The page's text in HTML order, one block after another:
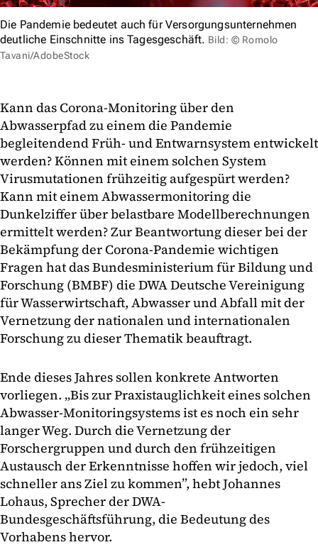
Die Pandemie bedeutet auch für Versorgungsunternehmen
deutliche Einschnitte ins Tagesgeschäft. Bild: © Romolo
Tavani/AdobeStock
Kann das Corona-Monitoring über den
Abwasserpfad zu einem die Pandemie
begleitendend Früh- und Entwarnsystem entwickelt
werden? Können mit einem solchen System
Virusmutationen frühzeitig aufgespürt werden?
Kann mit einem Abwassermonitoring die
Dunkelziffer über belastbare Modellberechnungen
ermittelt werden? Zur Beantwortung dieser bei der
Bekämpfung der Corona-Pandemie wichtigen
Fragen hat das Bundesministerium für Bildung und
Forschung (BMBF) die DWA Deutsche Vereinigung
für Wasserwirtschaft, Abwasser und Abfall mit der
Vernetzung der nationalen und internationalen
Forschung zu dieser Thematik beauftragt.
Ende dieses Jahres sollen konkrete Antworten
vorliegen. „Bis zur Praxistauglichkeit eines solchen
Abwasser-Monitoringsystems ist es noch ein sehr
langer Weg. Durch die Vernetzung der
Forschergruppen und durch den frühzeitigen
Austausch der Erkenntnisse hoffen wir jedoch, viel
schneller ans Ziel zu kommen”, hebt Johannes
Lohaus, Sprecher der DWA-
Bundesgeschäftsführung, die Bedeutung des
Vorhabens hervor.